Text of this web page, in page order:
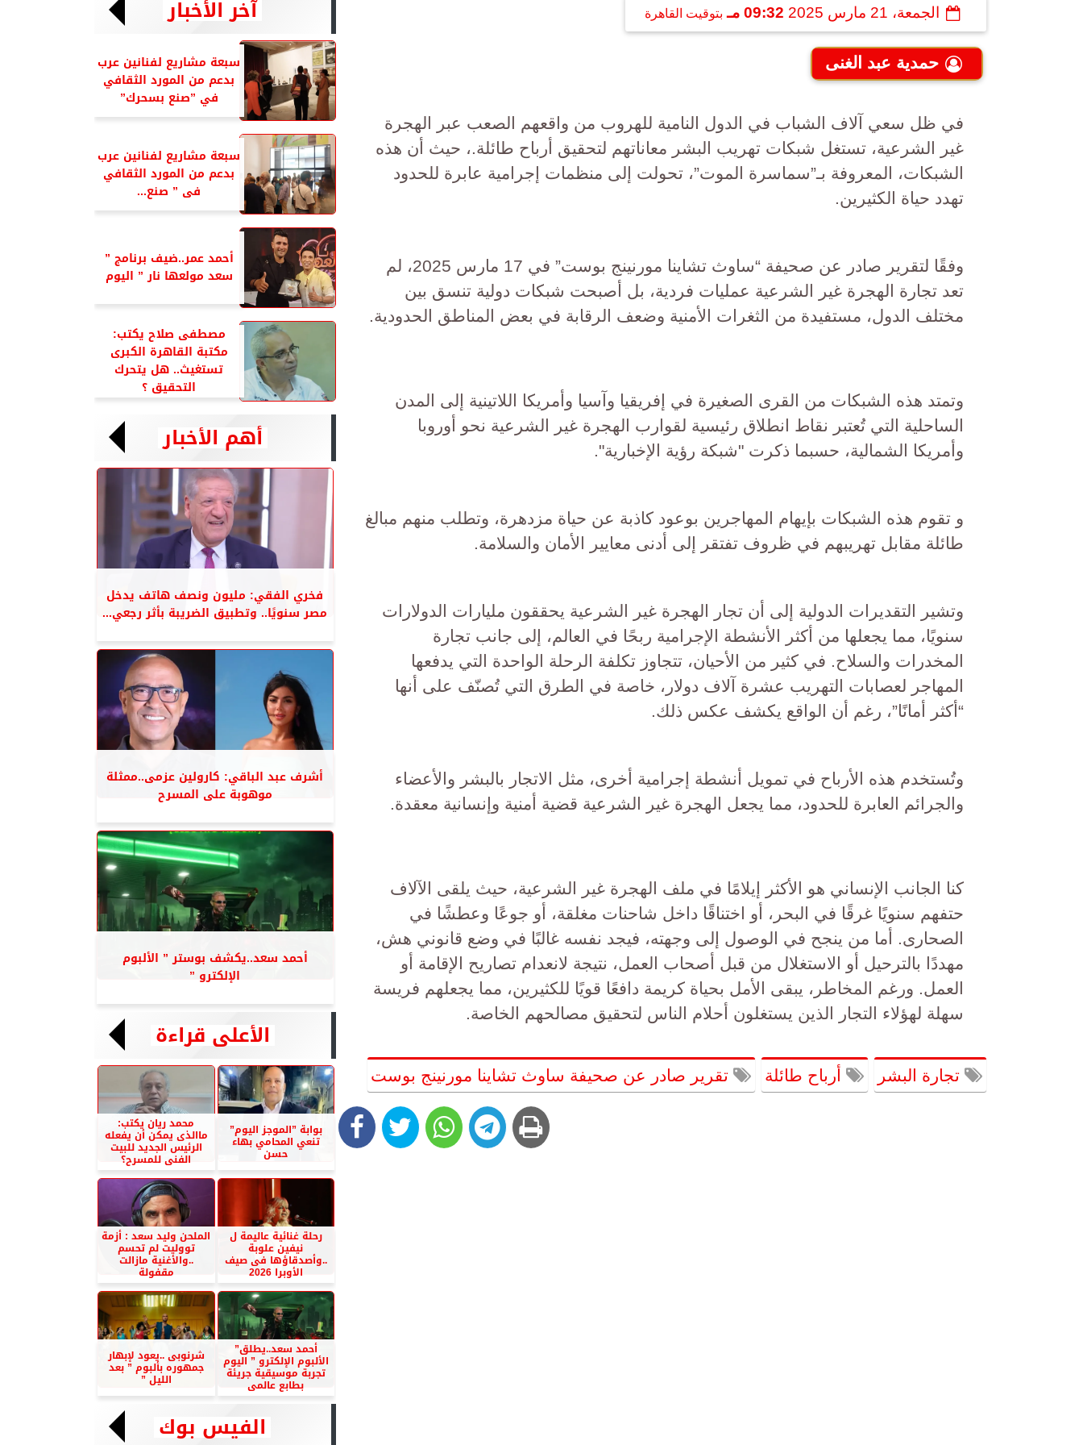
الجمعة، 21 مارس 2025 09:32 مـ بتوقيت القاهرة
حمدية عبد الغنى
في ظل سعي آلاف الشباب في الدول النامية للهروب من واقعهم الصعب عبر الهجرة
غير الشرعية، تستغل شبكات تهريب البشر معاناتهم لتحقيق أرباح طائلة.، حيث أن هذه
الشبكات، المعروفة بـ”سماسرة الموت”، تحولت إلى منظمات إجرامية عابرة للحدود
تهدد حياة الكثيرين.
وفقًا لتقرير صادر عن صحيفة “ساوث تشاينا مورنينج بوست” في 17 مارس 2025، لم
تعد تجارة الهجرة غير الشرعية عمليات فردية، بل أصبحت شبكات دولية تنسق بين
مختلف الدول، مستفيدة من الثغرات الأمنية وضعف الرقابة في بعض المناطق الحدودية.
وتمتد هذه الشبكات من القرى الصغيرة في إفريقيا وآسيا وأمريكا اللاتينية إلى المدن
الساحلية التي تُعتبر نقاط انطلاق رئيسية لقوارب الهجرة غير الشرعية نحو أوروبا
وأمريكا الشمالية، حسبما ذكرت "شبكة رؤية الإخبارية".
و تقوم هذه الشبكات بإيهام المهاجرين بوعود كاذبة عن حياة مزدهرة، وتطلب منهم مبالغ
طائلة مقابل تهريبهم في ظروف تفتقر إلى أدنى معايير الأمان والسلامة.
وتشير التقديرات الدولية إلى أن تجار الهجرة غير الشرعية يحققون مليارات الدولارات
سنويًا، مما يجعلها من أكثر الأنشطة الإجرامية ربحًا في العالم، إلى جانب تجارة
المخدرات والسلاح. في كثير من الأحيان، تتجاوز تكلفة الرحلة الواحدة التي يدفعها
المهاجر لعصابات التهريب عشرة آلاف دولار، خاصة في الطرق التي تُصنّف على أنها
“أكثر أمانًا”، رغم أن الواقع يكشف عكس ذلك.
وتُستخدم هذه الأرباح في تمويل أنشطة إجرامية أخرى، مثل الاتجار بالبشر والأعضاء
والجرائم العابرة للحدود، مما يجعل الهجرة غير الشرعية قضية أمنية وإنسانية معقدة.
كنا الجانب الإنساني هو الأكثر إيلامًا في ملف الهجرة غير الشرعية، حيث يلقى الآلاف
حتفهم سنويًا غرقًا في البحر، أو اختناقًا داخل شاحنات مغلقة، أو جوعًا وعطشًا في
الصحارى. أما من ينجح في الوصول إلى وجهته، فيجد نفسه غالبًا في وضع قانوني هش،
مهددًا بالترحيل أو الاستغلال من قبل أصحاب العمل، نتيجة لانعدام تصاريح الإقامة أو
العمل. ورغم المخاطر، يبقى الأمل بحياة كريمة دافعًا قويًا للكثيرين، مما يجعلهم فريسة
سهلة لهؤلاء التجار الذين يستغلون أحلام الناس لتحقيق مصالحهم الخاصة.
تجارة البشر أرباح طائلة تقرير صادر عن صحيفة ساوث تشاينا مورنينج بوست
آخر الأخبار
سبعة مشاريع لفنانين عرب
بدعم من المورد الثقافي
في ”صنع بسحرك”
سبعة مشاريع لفنانين عرب
بدعم من المورد الثقافي
فى ” صنع...
أحمد عمر..ضيف برنامج ”
سعد مولعها نار ” اليوم
مصطفى صلاح يكتب:
مكتبة القاهرة الكبرى
تستغيث.. هل يتحرك
التحقيق ؟
أهم الأخبار
فخري الفقي: مليون ونصف هاتف يدخل
مصر سنويًا.. وتطبيق الضريبة بأثر رجعي...
أشرف عبد الباقي: كارولين عزمى..ممثلة
موهوبة على المسرح
أحمد سعد..يكشف بوستر ” الألبوم
الإلكترو ”
الأعلى قراءة
بوابة ”الموجز اليوم”
تنعي المحامي بهاء
حسن
محمد ريان يكتب:
ماالذى يمكن أن يفعله
الرئيس الجديد للبيت
الفنى للمسرح؟
رحلة غنائية عاليمة ل
نيفين علوبة
..وأصدقاؤها فى صيف
الأوبرا 2026
الملحن وليد سعد : أزمة
تووليت لم تحسم
..والأغنية مازالت
مقفولة
أحمد سعد..يطلق”
الألبوم الإلكترو ” اليوم
تجربة موسيقية جريئة
بطابع عالمى
شرنوبى ..يعود لإبهار
جمهوره بألبوم ” بعد
الليل ”
الفيس بوك